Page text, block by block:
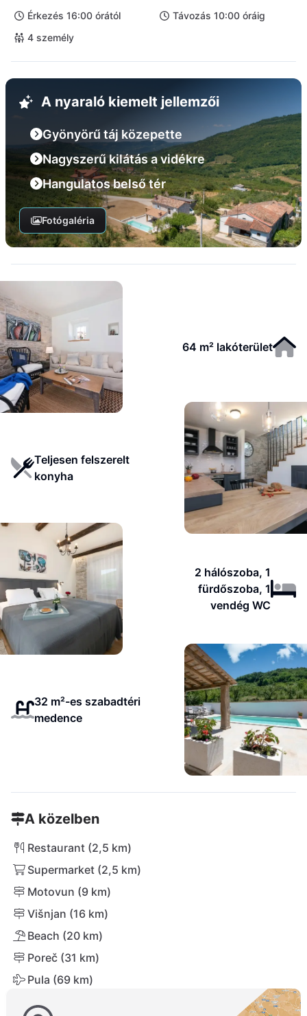
Érkezés 16:00 órától
Távozás 10:00 óráig
4 személy
A nyaraló kiemelt jellemzői
Gyönyörű táj közepette
Nagyszerű kilátás a vidékre
Hangulatos belső tér
Fotógaléria
64 m² lakóterület
Teljesen felszerelt
konyha
2 hálószoba, 1
fürdőszoba, 1
vendég WC
32 m²-es szabadtéri
medence
A közelben
Restaurant (2,5 km)
Supermarket (2,5 km)
Motovun (9 km)
Višnjan (16 km)
Beach (20 km)
Poreč (31 km)
Pula (69 km)